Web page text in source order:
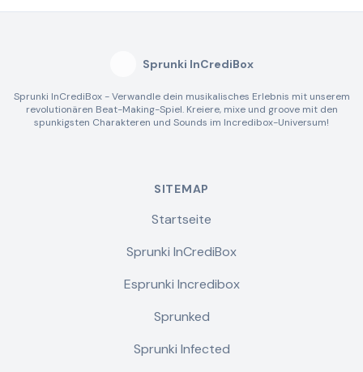
Sprunki InCrediBox
Sprunki InCrediBox - Verwandle dein musikalisches Erlebnis mit unserem
revolutionären Beat-Making-Spiel. Kreiere, mixe und groove mit den
spunkigsten Charakteren und Sounds im Incredibox-Universum!
SITEMAP
Startseite
Sprunki InCrediBox
Esprunki Incredibox
Sprunked
Sprunki Infected